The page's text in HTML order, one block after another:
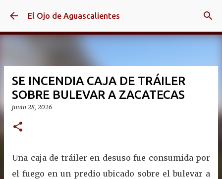
Ir al contenido principal
El Ojo de Aguascalientes
SE INCENDIA CAJA DE TRÁILER
SOBRE BULEVAR A ZACATECAS
junio 28, 2026
Una caja de tráiler en desuso fue consumida por
el fuego en un predio ubicado sobre el bulevar a